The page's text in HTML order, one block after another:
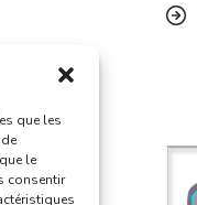
que les
le
consentir